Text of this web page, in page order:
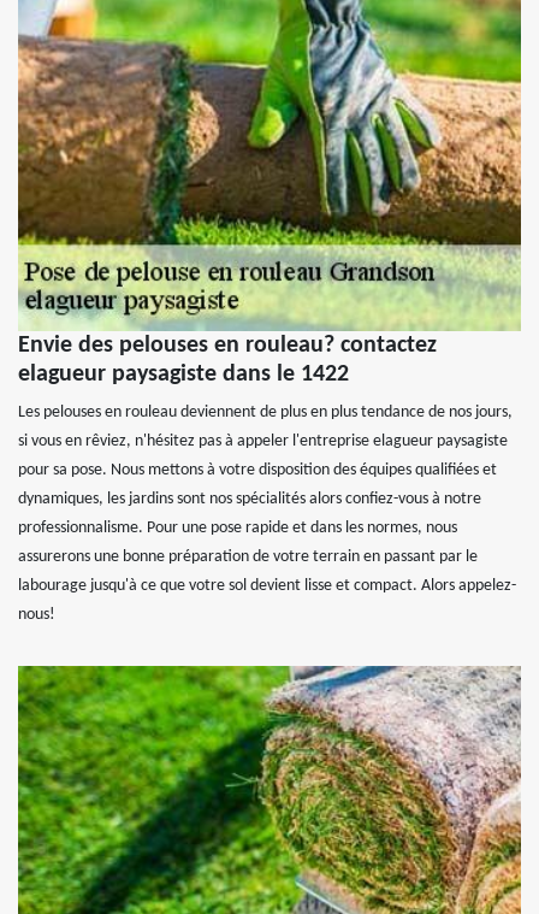
Envie des pelouses en rouleau? contactez
elagueur paysagiste dans le 1422
Les pelouses en rouleau deviennent de plus en plus tendance de nos jours,
si vous en rêviez, n'hésitez pas à appeler l'entreprise elagueur paysagiste
pour sa pose. Nous mettons à votre disposition des équipes qualifiées et
dynamiques, les jardins sont nos spécialités alors confiez-vous à notre
professionnalisme. Pour une pose rapide et dans les normes, nous
assurerons une bonne préparation de votre terrain en passant par le
labourage jusqu'à ce que votre sol devient lisse et compact. Alors appelez-
nous!